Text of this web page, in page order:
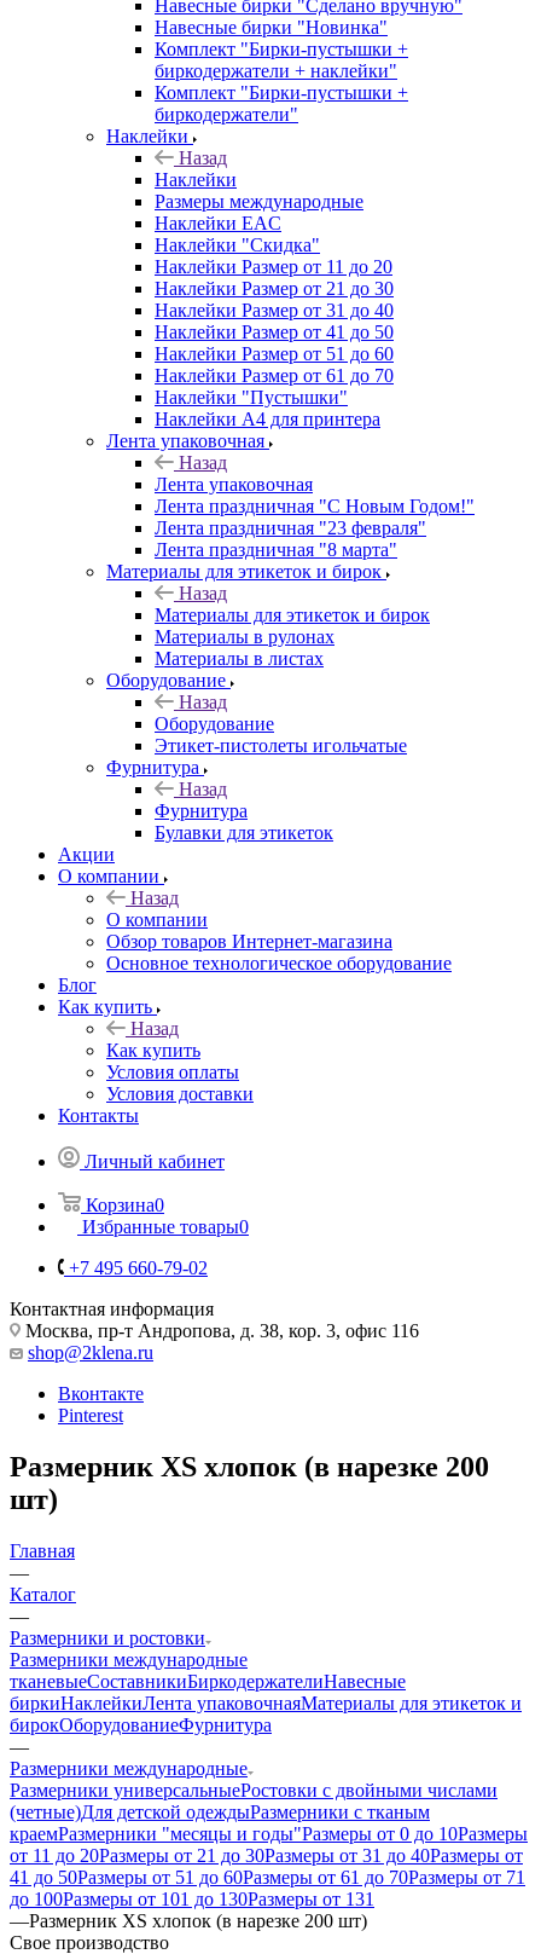
Навесные бирки "Сделано вручную"
Навесные бирки "Новинка"
Комплект "Бирки-пустышки +
биркодержатели + наклейки"
Комплект "Бирки-пустышки +
биркодержатели"
Наклейки
Назад
Наклейки
Размеры международные
Наклейки EAC
Наклейки "Скидка"
Наклейки Размер от 11 до 20
Наклейки Размер от 21 до 30
Наклейки Размер от 31 до 40
Наклейки Размер от 41 до 50
Наклейки Размер от 51 до 60
Наклейки Размер от 61 до 70
Наклейки "Пустышки"
Наклейки А4 для принтера
Лента упаковочная
Назад
Лента упаковочная
Лента праздничная "С Новым Годом!"
Лента праздничная "23 февраля"
Лента праздничная "8 марта"
Материалы для этикеток и бирок
Назад
Материалы для этикеток и бирок
Материалы в рулонах
Материалы в листах
Оборудование
Назад
Оборудование
Этикет-пистолеты игольчатые
Фурнитура
Назад
Фурнитура
Булавки для этикеток
Акции
О компании
Назад
О компании
Обзор товаров Интернет-магазина
Основное технологическое оборудование
Блог
Как купить
Назад
Как купить
Условия оплаты
Условия доставки
Контакты
Личный кабинет
Корзина0
Избранные товары0
+7 495 660-79-02
Контактная информация
Москва, пр-т Андропова, д. 38, кор. 3, офис 116
shop@2klena.ru
Вконтакте
Pinterest
Размерник XS хлопок (в нарезке 200
шт)
Главная
—
Каталог
—
Размерники и ростовки
Размерники международные
тканевыеСоставникиБиркодержателиНавесные
биркиНаклейкиЛента упаковочнаяМатериалы для этикеток и
бирокОборудованиеФурнитура
—
Размерники международные
Размерники универсальныеРостовки с двойными числами
(четные)Для детской одеждыРазмерники с тканым
краемРазмерники "месяцы и годы"Размеры от 0 до 10Размеры
от 11 до 20Размеры от 21 до 30Размеры от 31 до 40Размеры от
41 до 50Размеры от 51 до 60Размеры от 61 до 70Размеры от 71
до 100Размеры от 101 до 130Размеры от 131
—Размерник XS хлопок (в нарезке 200 шт)
Свое производство